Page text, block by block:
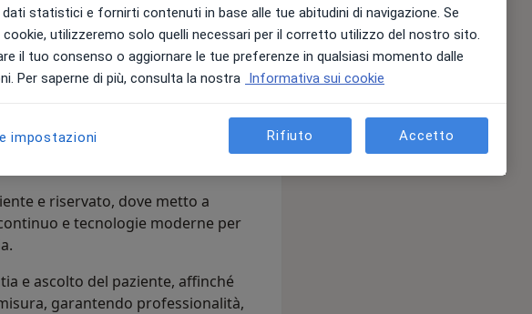
e del trattamento di
colecisti e patologie addominali,
invasiva per il benessere del
nella comunicazione e su
mettere il paziente a
ogni fase della cura.
e riservato, dove metto a
e tecnologie moderne per
e ascolto del paziente, affinché
garantendo professionalità,
statistici e fornirti contenuti in base alle tue abitudini di navigazione. Se
utilizzeremo solo quelli necessari per il corretto utilizzo del nostro sito.
il tuo consenso o aggiornare le tue preferenze in qualsiasi momento dalle
Per saperne di più, consulta la nostra Informativa sui cookie
impostazioni Rifiuto Accetto